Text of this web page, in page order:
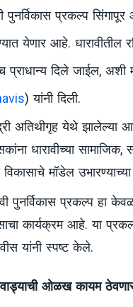
पुनर्विकास प्रकल्प
येणार आहे.
प्राधान्य दिले जाईल,
) यांनी दिली.
अतिथीगृह येथे झालेल्या
धारावीच्या
विकासाचे मॉडेल
पुनर्विकास प्रकल्प हा
कार्यक्रम आहे. या
यांनी स्पष्ट केले.
ओळख कायम